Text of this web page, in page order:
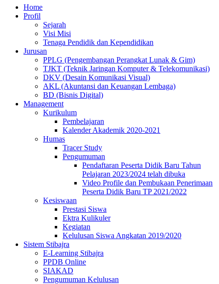
Home
Profil
Sejarah
Visi Misi
Tenaga Pendidik dan Kependidikan
Jurusan
PPLG (Pengembangan Perangkat Lunak & Gim)
TJKT (Teknik Jaringan Komputer & Telekomunikasi)
DKV (Desain Komunikasi Visual)
AKL (Akuntansi dan Keuangan Lembaga)
BD (Bisnis Digital)
Management
Kurikulum
Pembelajaran
Kalender Akademik 2020-2021
Humas
Tracer Study
Pengumuman
Pendaftaran Peserta Didik Baru Tahun
Pelajaran 2023/2024 telah dibuka
Video Profile dan Pembukaan Penerimaan
Peserta Didik Baru TP 2021/2022
Kesiswaan
Prestasi Siswa
Ektra Kulikuler
Kegiatan
Kelulusan Siswa Angkatan 2019/2020
Sistem Stibajra
E-Learning Stibajra
PPDB Online
SIAKAD
Pengumuman Kelulusan